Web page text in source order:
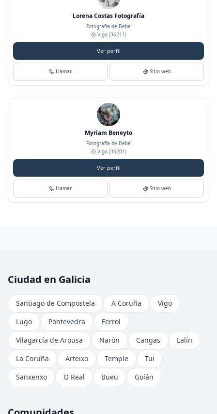
Lorena Costas Fotografía
Fotografía de Bebé
Vigo (36211)
Ver perfil
Llamar Sitio web
Myriam Beneyto
Fotografía de Bebé
Vigo (36201)
Ver perfil
Llamar Sitio web
Ciudad en Galicia
Santiago de Compostela A Coruña
Vigo
Lugo
Pontevedra
Ferrol
Vilagarcía de Arousa
Narón Cangas
Lalín
La Coruña
Arteixo Temple
Tui
Sanxenxo
O Real Bueu Goián